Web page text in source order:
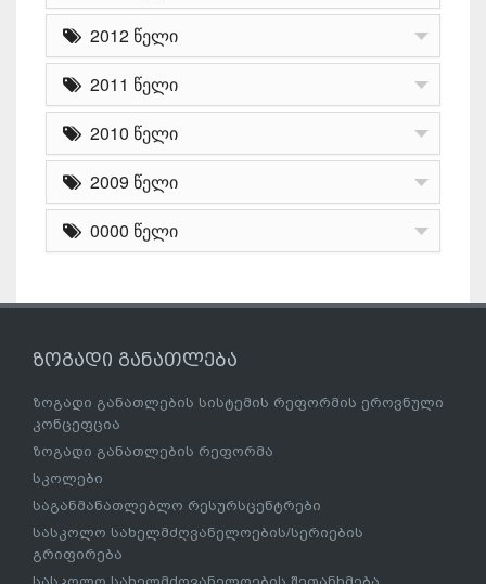
2012 წელი
2011 წელი
2010 წელი
2009 წელი
0000 წელი
ზოგადი განათლება
ზოგადი განათლების სისტემის რეფორმის ეროვნული
კონცეფცია
ზოგადი განათლების რეფორმა
სკოლები
საგანმანათლებლო რესურსცენტრები
სასკოლო სახელმძღვანელოების/სერიების
გრიფირება